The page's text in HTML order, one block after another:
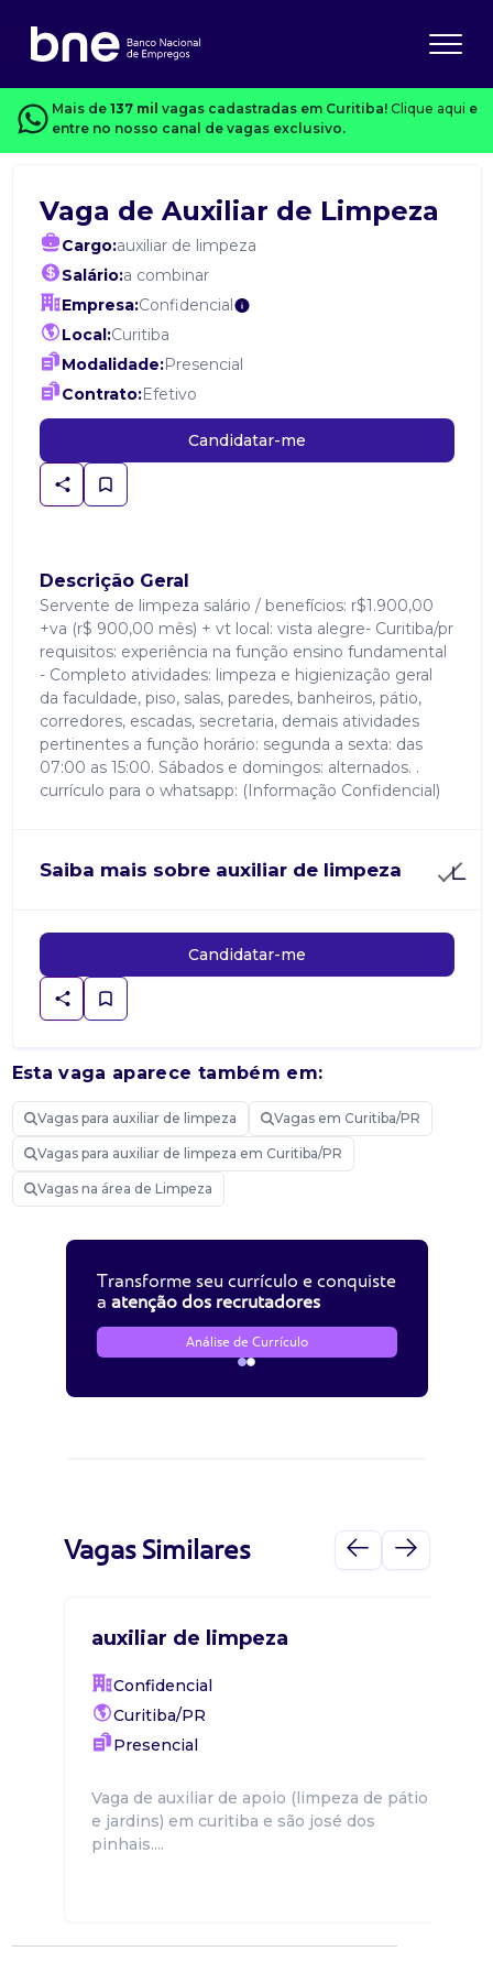
Mais de 137 mil vagas cadastradas em Curitiba! Clique aqui e
entre no nosso canal de vagas exclusivo.
Vaga de Auxiliar de Limpeza
Cargo:auxiliar de limpeza
Salário:a combinar
Empresa:Confidencial
Local:Curitiba
Modalidade:Presencial
Contrato:Efetivo
Candidatar-me
Descrição Geral
Servente de limpeza salário / benefícios: r$1.900,00
+va (r$ 900,00 mês) + vt local: vista alegre- Curitiba/pr
requisitos: experiência na função ensino fundamental
- Completo atividades: limpeza e higienização geral
da faculdade, piso, salas, paredes, banheiros, pátio,
corredores, escadas, secretaria, demais atividades
pertinentes a função horário: segunda a sexta: das
07:00 as 15:00. Sábados e domingos: alternados. .
currículo para o whatsapp: (Informação Confidencial)
Saiba mais sobre auxiliar de limpeza
Candidatar-me
Esta vaga aparece também em:
Vagas para auxiliar de limpeza Vagas em Curitiba/PR
Vagas para auxiliar de limpeza em Curitiba/PR
Vagas na área de Limpeza
Transforme seu currículo e conquiste
a atenção dos recrutadores
Análise de Currículo
Vagas Similares
auxiliar de limpeza
Confidencial
Curitiba/PR
Presencial
Vaga de auxiliar de apoio (limpeza de pátio
e jardins) em curitiba e são josé dos
pinhais....